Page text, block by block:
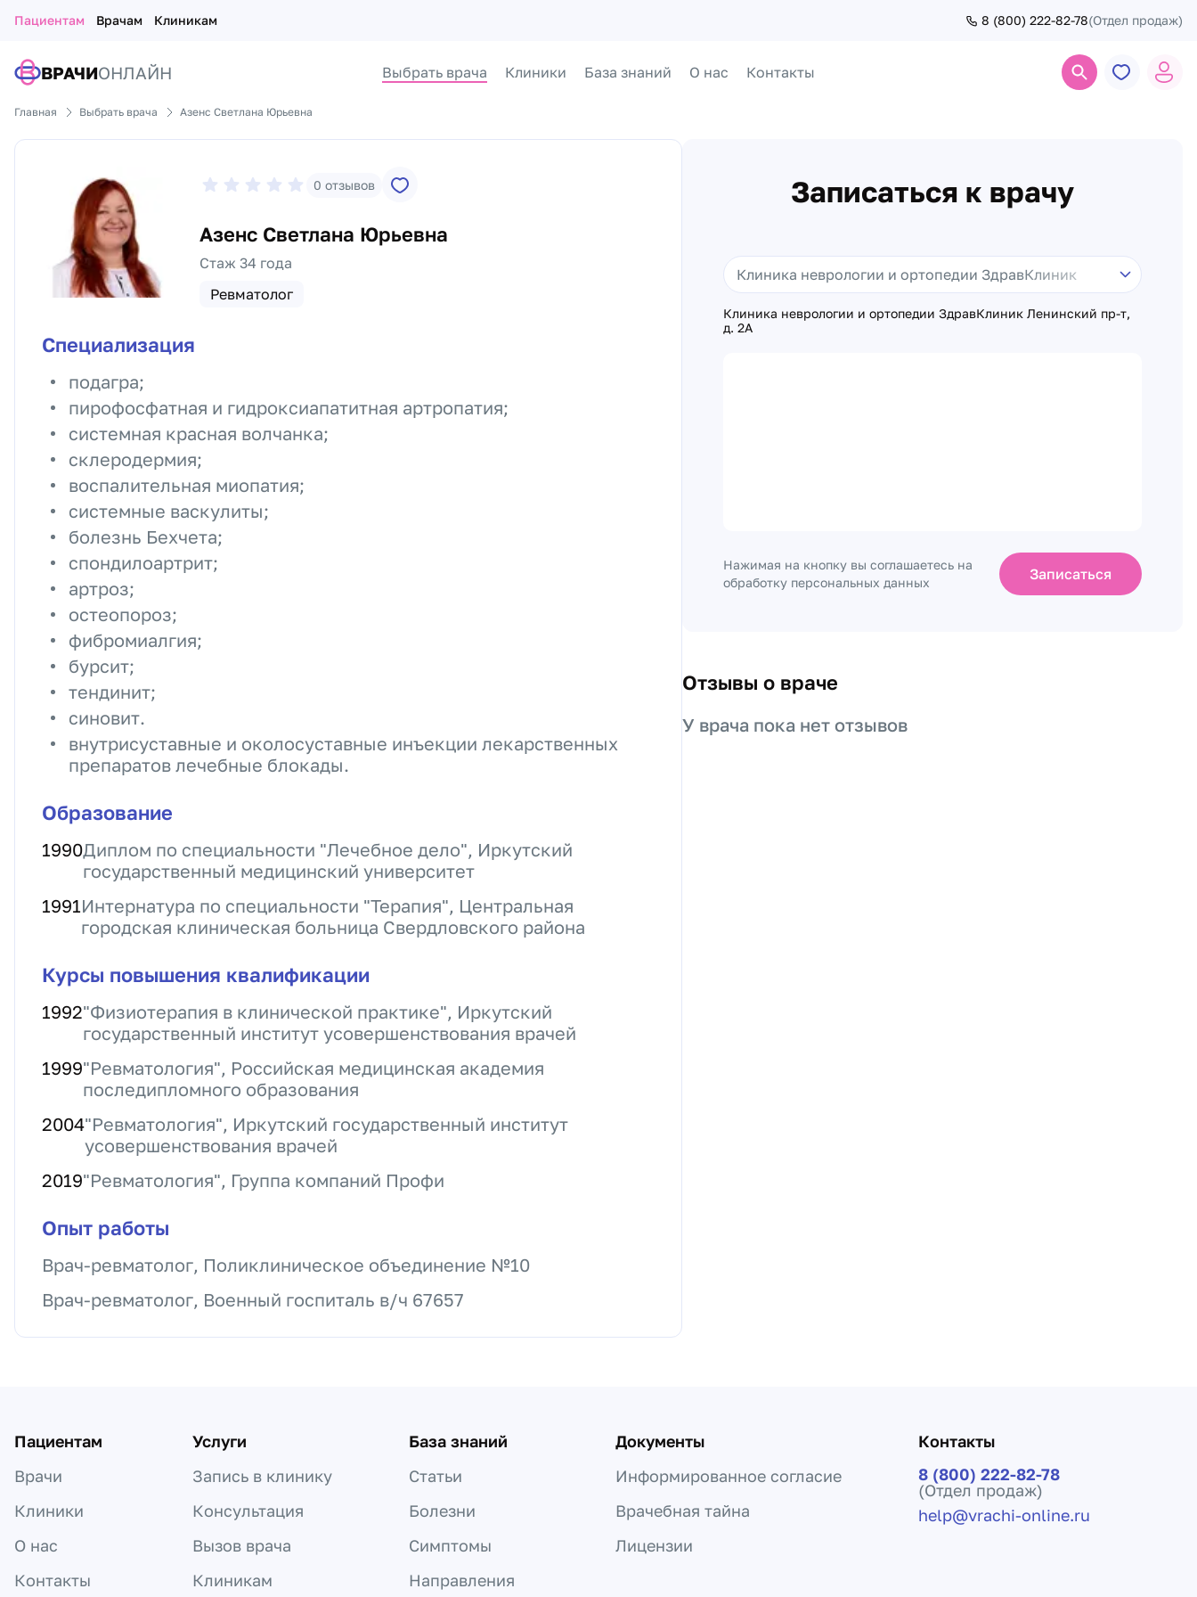
Пациентам Врачам Клиникам 8 (800) 222-82-78(Отдел продаж)
ВРАЧИОНЛАЙН Выбрать врача Клиники База знаний О нас Контакты
Главная Выбрать врача Азенс Светлана Юрьевна
0 отзывов
Азенс Светлана Юрьевна
Стаж 34 года
Ревматолог
Специализация
подагра;
пирофосфатная и гидроксиапатитная артропатия;
системная красная волчанка;
склеродермия;
воспалительная миопатия;
системные васкулиты;
болезнь Бехчета;
спондилоартрит;
артроз;
остеопороз;
фибромиалгия;
бурсит;
тендинит;
синовит.
внутрисуставные и околосуставные инъекции лекарственных
препаратов лечебные блокады.
Образование
1990Диплом по специальности "Лечебное дело", Иркутский
государственный медицинский университет
1991Интернатура по специальности "Терапия", Центральная
городская клиническая больница Свердловского района
Курсы повышения квалификации
1992"Физиотерапия в клинической практике", Иркутский
государственный институт усовершенствования врачей
1999"Ревматология", Российская медицинская академия
последипломного образования
2004"Ревматология", Иркутский государственный институт
усовершенствования врачей
2019"Ревматология", Группа компаний Профи
Опыт работы
Врач-ревматолог, Поликлиническое объединение №10
Врач-ревматолог, Военный госпиталь в/ч 67657
Записаться к врачу
Клиника неврологии и ортопедии ЗдравКлиник Ленинский пр-т,
д. 2А
Нажимая на кнопку вы соглашаетесь на
обработку персональных данных
Записаться
Отзывы о враче
У врача пока нет отзывов
Пациентам
Врачи
Клиники
О нас
Контакты
Услуги
Запись в клинику
Консультация
Вызов врача
Клиникам
База знаний
Статьи
Болезни
Симптомы
Направления
Документы
Информированное согласие
Врачебная тайна
Лицензии
Контакты
8 (800) 222-82-78
(Отдел продаж)
help@vrachi-online.ru